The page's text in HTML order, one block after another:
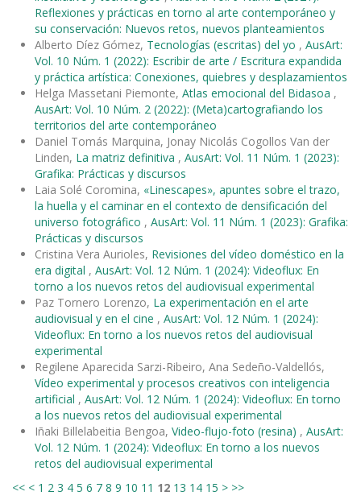
Reflexiones y prácticas en torno al arte contemporáneo y
su conservación: Nuevos retos, nuevos planteamientos
Alberto Díez Gómez, Tecnologías (escritas) del yo , AusArt:
Vol. 10 Núm. 1 (2022): Escribir de arte / Escritura expandida
y práctica artística: Conexiones, quiebres y desplazamientos
Helga Massetani Piemonte, Atlas emocional del Bidasoa ,
AusArt: Vol. 10 Núm. 2 (2022): (Meta)cartografiando los
territorios del arte contemporáneo
Daniel Tomás Marquina, Jonay Nicolás Cogollos Van der
Linden, La matriz definitiva , AusArt: Vol. 11 Núm. 1 (2023):
Grafika: Prácticas y discursos
Laia Solé Coromina, «Linescapes», apuntes sobre el trazo,
la huella y el caminar en el contexto de densificación del
universo fotográfico , AusArt: Vol. 11 Núm. 1 (2023): Grafika:
Prácticas y discursos
Cristina Vera Aurioles, Revisiones del vídeo doméstico en la
era digital , AusArt: Vol. 12 Núm. 1 (2024): Videoflux: En
torno a los nuevos retos del audiovisual experimental
Paz Tornero Lorenzo, La experimentación en el arte
audiovisual y en el cine , AusArt: Vol. 12 Núm. 1 (2024):
Videoflux: En torno a los nuevos retos del audiovisual
experimental
Regilene Aparecida Sarzi-Ribeiro, Ana Sedeño-Valdellós,
Vídeo experimental y procesos creativos con inteligencia
artificial , AusArt: Vol. 12 Núm. 1 (2024): Videoflux: En torno
a los nuevos retos del audiovisual experimental
Iñaki Billelabeitia Bengoa, Video-flujo-foto (resina) , AusArt:
Vol. 12 Núm. 1 (2024): Videoflux: En torno a los nuevos
retos del audiovisual experimental
<< < 1 2 3 4 5 6 7 8 9 10 11 12 13 14 15 > >>